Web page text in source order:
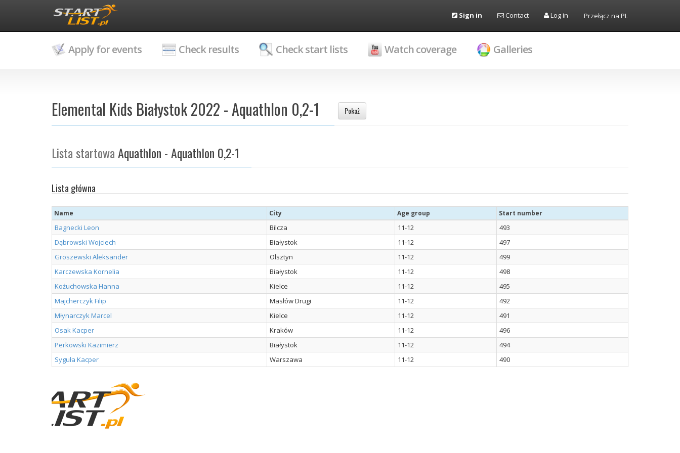
Sign in Contact Log in Przełącz na PL
Apply for events Check results Check start lists Watch coverage Galleries
Elemental Kids Białystok 2022 - Aquathlon 0,2-1 Pokaż
Lista startowaAquathlon - Aquathlon 0,2-1
Lista główna
Name City Age group Start number
Bagnecki Leon Bilcza 11-12
493
Dąbrowski Wojciech
Białystok 11-12
497
Groszewski Aleksander
Olsztyn 11-12
499
Karczewska Kornelia
Białystok 11-12
498
Kożuchowska Hanna
Kielce 11-12
495
Majcherczyk Filip
Masłów Drugi 11-12
492
Młynarczyk Marcel
Kielce 11-12
491
Osak Kacper
Kraków 11-12
496
Perkowski Kazimierz
Białystok 11-12
494
Syguła Kacper
Warszawa 11-12 490